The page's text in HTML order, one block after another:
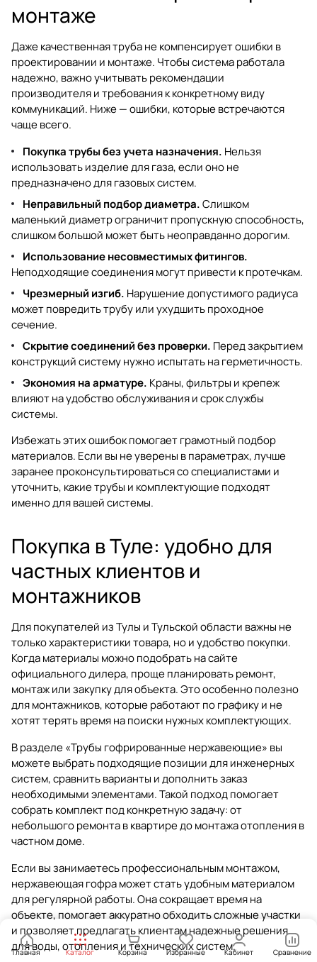
монтаже
Даже качественная труба не компенсирует ошибки в
проектировании и монтаже. Чтобы система работала
надежно, важно учитывать рекомендации
производителя и требования к конкретному виду
коммуникаций. Ниже — ошибки, которые встречаются
чаще всего.
Покупка трубы без учета назначения. Нельзя
использовать изделие для газа, если оно не
предназначено для газовых систем.
Неправильный подбор диаметра.Слишком
маленький диаметр ограничит пропускную способность,
слишком большой может быть неоправданно дорогим.
Использование несовместимых фитингов.
Неподходящие соединения могут привести к протечкам.
Чрезмерный изгиб. Нарушение допустимого радиуса
может повредить трубу или ухудшить проходное
сечение.
Скрытие соединений без проверки. Перед закрытием
конструкций систему нужно испытать на герметичность.
Экономия на арматуре. Краны, фильтры и крепеж
влияют на удобство обслуживания и срок службы
системы.
Избежать этих ошибок помогает грамотный подбор
материалов. Если вы не уверены в параметрах, лучше
заранее проконсультироваться со специалистами и
уточнить, какие трубы и комплектующие подходят
именно для вашей системы.
Покупка в Туле: удобно для
частных клиентов и
монтажников
Для покупателей из Тулы и Тульской области важны не
только характеристики товара, но и удобство покупки.
Когда материалы можно подобрать на сайте
официального дилера, проще планировать ремонт,
монтаж или закупку для объекта. Это особенно полезно
для монтажников, которые работают по графику и не
хотят терять время на поиски нужных комплектующих.
В разделе«Трубы гофрированные нержавеющие» вы
можете выбрать подходящие позиции для инженерных
систем, сравнить варианты и дополнить заказ
необходимыми элементами. Такой подход помогает
собрать комплект под конкретную задачу: от
небольшого ремонта в квартире до монтажа отопления в
частном доме.
Если вы занимаетесь профессиональным монтажом,
нержавеющая гофра может стать удобным материалом
для регулярной работы. Она сокращает время на
объекте, помогает аккуратно обходить сложные участки
и позволяет предлагать клиентам надежные решения
для воды, отопления и технических систем.
Главная Каталог Корзина Избранные Кабинет Сравнение